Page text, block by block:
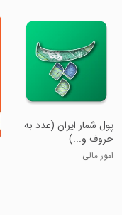
پول شمار ایران (عدد به
حروف و...)
امور مالی